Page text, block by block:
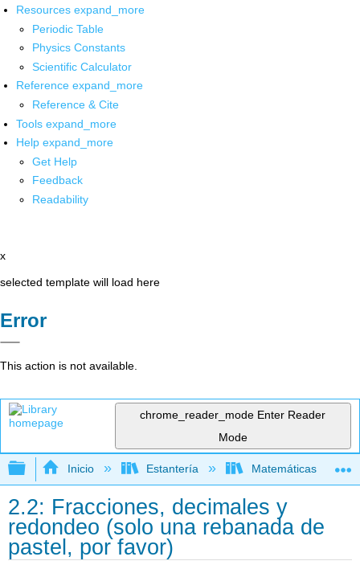
Resources expand_more
Periodic Table
Physics Constants
Scientific Calculator
Reference expand_more
Reference & Cite
Tools expand_more
Help expand_more
Get Help
Feedback
Readability
x
selected template will load here
Error
This action is not available.
chrome_reader_mode Enter Reader
Mode
Expandir/contraer jerarquía global
Inicio Estantería Matemáticas
2.2: Fracciones, decimales y
redondeo (solo una rebanada de
pastel, por favor)